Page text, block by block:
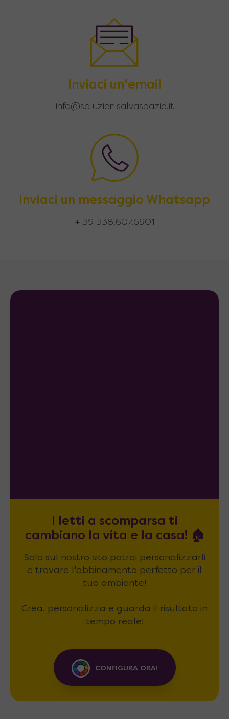
Inviaci un'email
info@soluzionisalvaspazio.it
Inviaci un messaggio Whatsapp
+ 39 338.607.6901
I letti a scomparsa ti
cambiano la vita e la casa! 🏠
Solo sul nostro sito potrai personalizzarli
e trovare l'abbinamento perfetto per il
tuo ambiente!
Crea, personalizza e guarda il risultato in
tempo reale!
CONFIGURA ORA!